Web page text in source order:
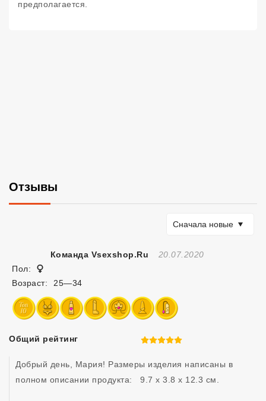
предполагается.
Отзывы
Сортировать по
Сначала новые
Команда Vsexshop.ru Отзыв Создан
20.07.2020
Пол:
Возраст:
25—34
Общий рейтинг 5 из 5
Добрый день, Мария! Размеры изделия написаны в
полном описании продукта:   9.7 x 3.8 x 12.3 см.